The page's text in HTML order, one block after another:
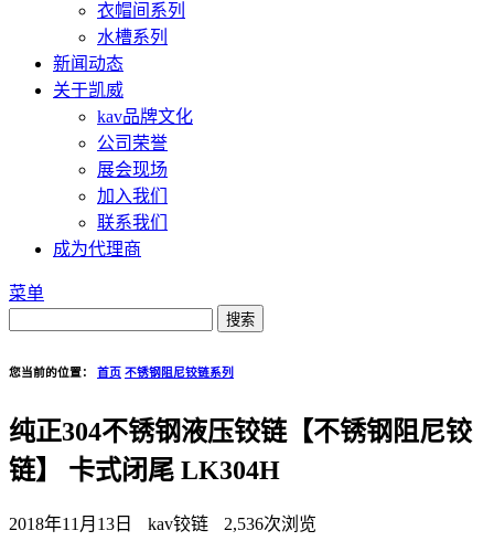
衣帽间系列
水槽系列
新闻动态
关于凯威
kav品牌文化
公司荣誉
展会现场
加入我们
联系我们
成为代理商
菜单
您当前的位置： 首页 不锈钢阻尼铰链系列
纯正304不锈钢液压铰链【不锈钢阻尼铰
链】 卡式闭尾 LK304H
2018年11月13日 kav铰链 2,536次浏览